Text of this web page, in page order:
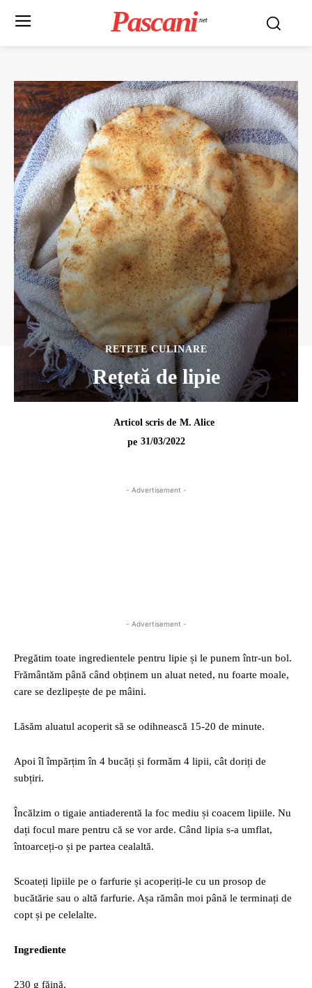
Pascani .net
RETETE CULINARE
Rețetă de lipie
Articol scris de M. Alice
pe 31/03/2022
- Advertisement -
- Advertisement -
Pregătim toate ingredientele pentru lipie și le punem într-un bol.
Frământăm până când obținem un aluat neted, nu foarte moale,
care se dezlipește de pe mâini.
Lăsăm aluatul acoperit să se odihnească 15-20 de minute.
Apoi îl împărțim în 4 bucăți și formăm 4 lipii, cât doriți de
subțiri.
Încălzim o tigaie antiaderentă la foc mediu și coacem lipiile. Nu
dați focul mare pentru că se vor arde. Când lipia s-a umflat,
întoarceți-o și pe partea cealaltă.
Scoateți lipiile pe o farfurie și acoperiți-le cu un prosop de
bucătărie sau o altă farfurie. Așa rămân moi până le terminați de
copt și pe celelalte.
Ingrediente
230 g făină,